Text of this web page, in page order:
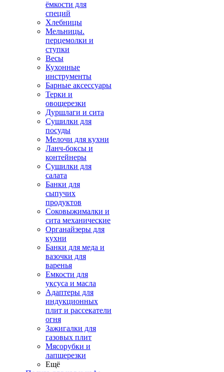
ёмкости для
специй
Хлебницы
Мельницы.
перцемолки и
ступки
Весы
Кухонные
инструменты
Барные аксессуары
Терки и
овощерезки
Дуршлаги и сита
Сушилки для
посуды
Мелочи для кухни
Ланч-боксы и
контейнеры
Сушилки для
салата
Банки для
сыпучих
продуктов
Соковыжималки и
сита механические
Органайзеры для
кухни
Банки для меда и
вазочки для
варенья
Емкости для
уксуса и масла
Адаптеры для
индукционных
плит и рассекатели
огня
Зажигалки для
газовых плит
Мясорубки и
лапшерезки
Ещё